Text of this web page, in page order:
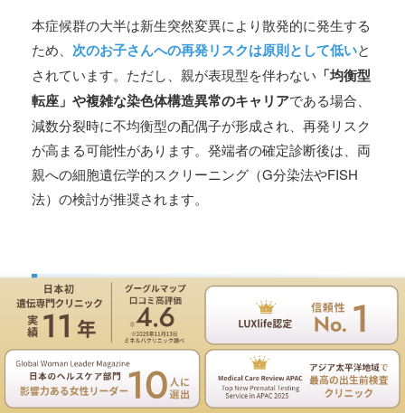
本症候群の大半は新生突然変異により散発的に発生する
ため、 次のお子さんへの再発リスクは原則として低いと
されています。ただし、親が表現型を伴わない 「均衡型
転座」や複雑な染色体構造異常のキャリアである場合、
減数分裂時に不均衡型の配偶子が形成され、再発リスク
が高まる可能性があります。発端者の確定診断後は、両
親への細胞遺伝学的スクリーニング（G分染法やFISH
法）の検討が推奨されます。
4. 診断方法と鑑別診断
レヴィー・シャンスキー症候群には特異的な生化学的バ
イオマーカーがないため、診断は詳細な臨床評価＋高解
遺伝専門医のNIPT遺伝カウンセリングは無料
お電話 ご予約